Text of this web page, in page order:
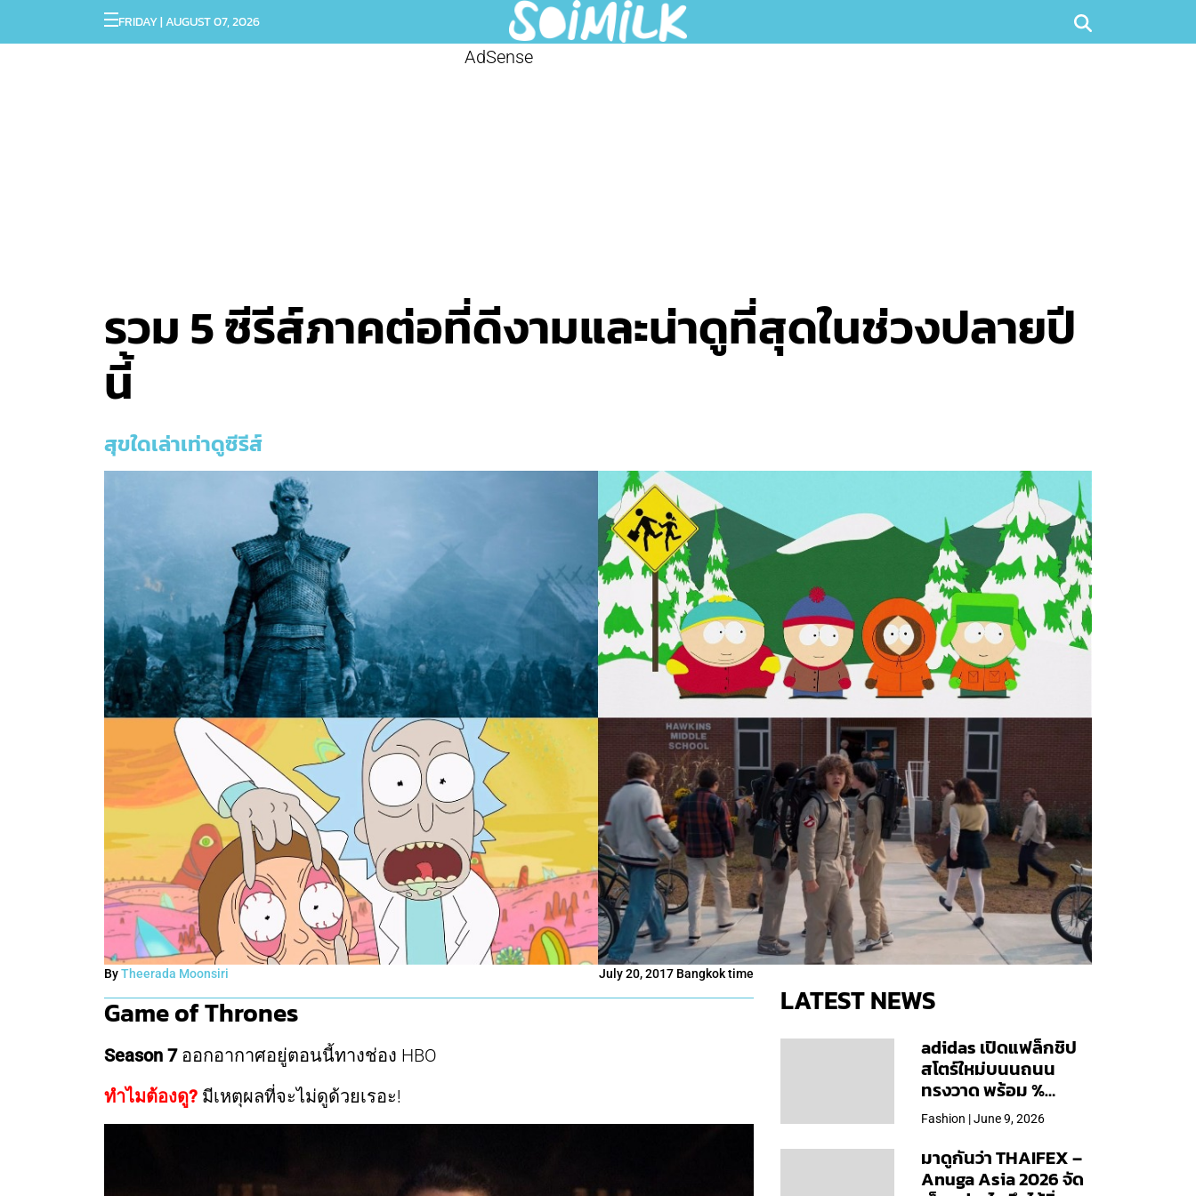
FRIDAY | AUGUST 07, 2026
AdSense
รวม 5 ซีรีส์ภาคต่อที่ดีงามและน่าดูที่สุดในช่วงปลายปี
นี้
สุขใดเล่าเท่าดูซีรีส์
ByTheerada Moonsiri July 20, 2017 Bangkok time
Game of Thrones
Season 7ออกอากาศอยู่ตอนนี้ทางช่อง HBO
ทำไมต้องดู? มีเหตุผลที่จะไม่ดูด้วยเรอะ!
LATEST NEWS
adidas เปิดแฟล็กชิป
สโตร์ใหม่บนนถนน
ทรงวาด พร้อม %
Arabica และคอลเลก
ชันพิเศษเฉพาะสาขา
Fashion | June 9, 2026
มาดูกันว่า THAIFEX –
Anuga Asia 2026 จัด